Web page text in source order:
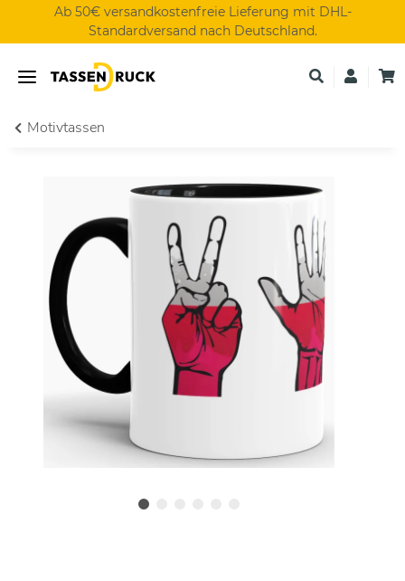
Ab 50€ versandkostenfreie Lieferung mit DHL-
Standardversand nach Deutschland.
Motivtassen